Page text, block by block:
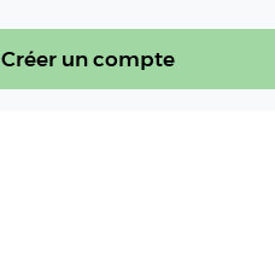
Créer un compte